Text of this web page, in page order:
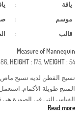
ياقة
:
موسم
:
قالب
:
Measure of Mannequin
HEIGHT: 175,WEIGHT: 54
نسيج القطن لديه نسيج ماص.
المنتج طويلة الأكمام.
القياس التي في الصورة هي
تجمع هذه البلوزة بين
Read more